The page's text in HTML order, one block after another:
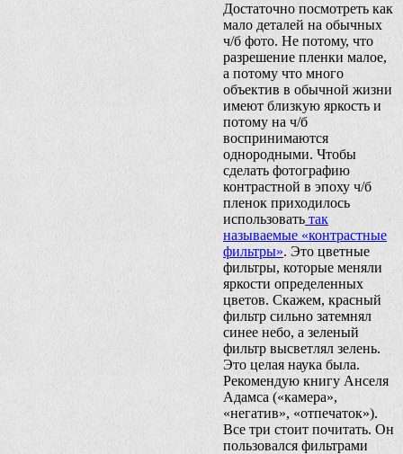
Достаточно посмотреть как
мало деталей на обычных
ч/б фото. Не потому, что
разрешение пленки малое,
а потому что много
объектив в обычной жизни
имеют близкую яркость и
потому на ч/б
воспринимаются
однородными. Чтобы
сделать фотографию
контрастной в эпоху ч/б
пленок приходилось
использовать так
называемые «контрастные
фильтры». Это цветные
фильтры, которые меняли
яркости определенных
цветов. Скажем, красный
фильтр сильно затемнял
синее небо, а зеленый
фильтр высветлял зелень.
Это целая наука была.
Рекомендую книгу Анселя
Адамса («камера»,
«негатив», «отпечаток»).
Все три стоит почитать. Он
пользовался фильтрами